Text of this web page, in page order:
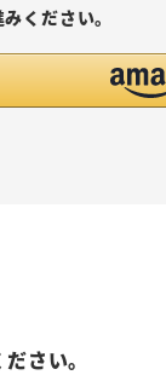
ください。
さい。